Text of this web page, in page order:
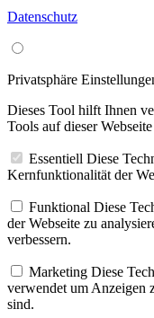
Datenschutz
Privatsphäre
Dieses Tool hilft Ihnen
Tools auf dieser
Essentiell Diese
Kernfunktionalität der
Funktional Diese
der Webseite zu
verbessern.
Marketing Diese
verwendet um Anzeigen
sind.